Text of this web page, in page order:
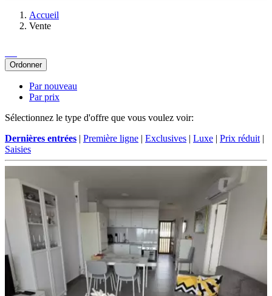
Accueil
Vente
Ordonner
Par nouveau
Par prix
Sélectionnez le type d'offre que vous voulez voir:
Dernières entrées | Première ligne | Exclusives | Luxe | Prix ​​réduit |
Saisies